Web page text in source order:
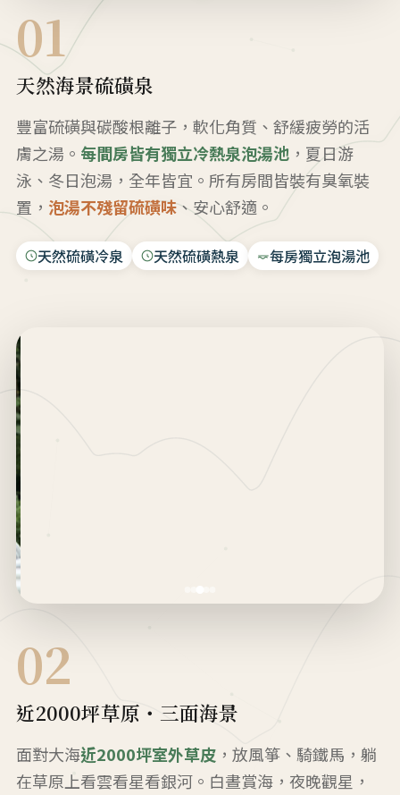
01
天然海景硫磺泉
豐富硫磺與碳酸根離子，軟化角質、舒緩疲勞的活
膚之湯。 每間房皆有獨立冷熱泉泡湯池，夏日游
泳、冬日泡湯，全年皆宜。所有房間皆裝有臭氧裝
置， 泡湯不殘留硫磺味、安心舒適。
天然硫磺冷泉 天然硫磺熱泉 每房獨立泡湯池
02
近2000坪草原・三面海景
面對大海近2000坪室外草皮，放風箏、騎鐵馬，躺
在草原上看雲看星看銀河。白晝賞海，夜晚觀星，